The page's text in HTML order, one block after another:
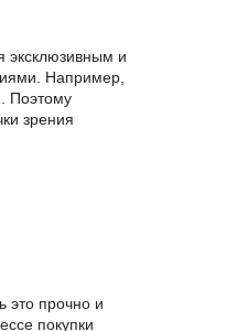
эксклюзивным и
Например,
Поэтому
зрения
это прочно и
покупки